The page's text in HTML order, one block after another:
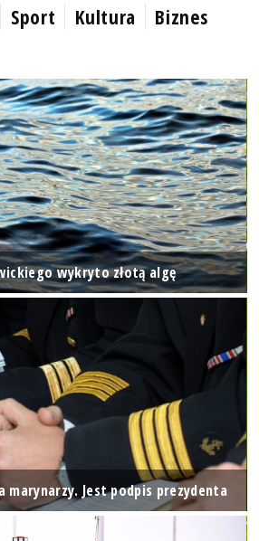
Sport Kultura
Biznes
wykryto złotą algę
marynarzy. Jest podpis prezydenta